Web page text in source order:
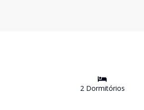
2Dormitórios